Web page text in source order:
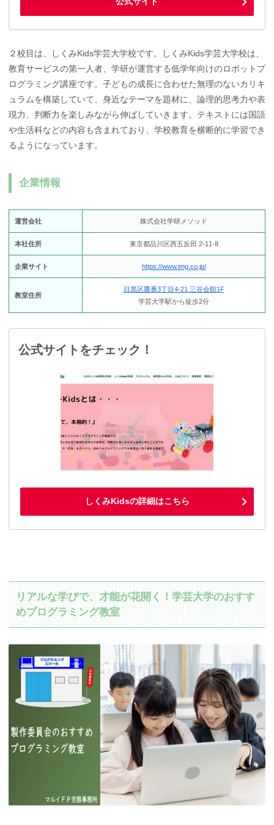
２校目は、しくみKids学芸大学校です。しくみKids学芸大学校は、
教育サービスの第一人者、学研が運営する低学年向けのロボットプ
ログラミング講座です。子どもの成長に合わせた無理のないカリキ
ュラムを構築していて、身近なテーマを題材に、論理的思考力や表
現力、判断力を楽しみながら伸ばしていきます。テキストには国語
や生活科などの内容も含まれており、学校教育を横断的に学習でき
るようになっています。
企業情報
運営会社 株式会社学研メソッド
本社住所 東京都品川区西五反田 2-11-8
企業サイト https://www.img.co.jp/
教室住所
目黒区鷹番3丁目4-21 三谷会館1F
学芸大学駅から徒歩2分
公式サイトをチェック！
しくみKidsの詳細はこちら
リアルな学びで、才能が花開く！学芸大学のおすす
めプログラミング教室